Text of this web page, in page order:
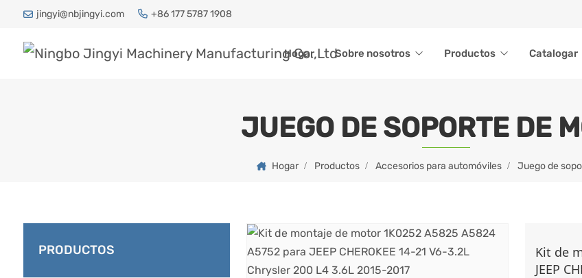
jingyi@nbjingyi.com +86 177 5787 1908
Hogar Sobre nosotros Productos Catalogar
JUEGO DE SOPORTE DE
Hogar Productos Accesorios para automóviles Juego de
Kit de
JEEP
PRODUCTOS